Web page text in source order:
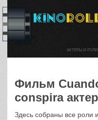
Фильм
conspira
Здесь собраны все роли
АКТЕРЫ И